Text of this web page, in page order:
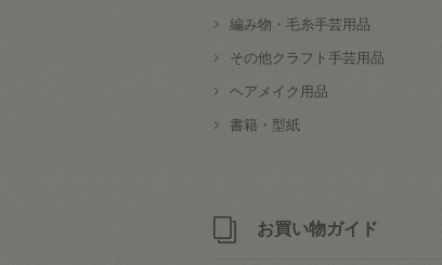
編み物・毛糸手芸用品
その他クラフト手芸用品
ヘアメイク用品
書籍・型紙
お買い物ガイド